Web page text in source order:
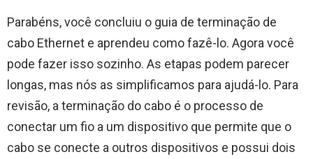
Parabéns, você concluiu o guia de terminação de
cabo Ethernet e aprendeu como fazê-lo. Agora você
pode fazer isso sozinho. As etapas podem parecer
longas, mas nós as simplificamos para ajudá-lo. Para
revisão, a terminação do cabo é o processo de
conectar um fio a um dispositivo que permite que o
cabo se conecte a outros dispositivos e possui dois